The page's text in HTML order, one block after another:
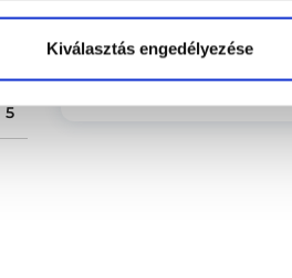
Kiválasztás engedélyezése
5
-